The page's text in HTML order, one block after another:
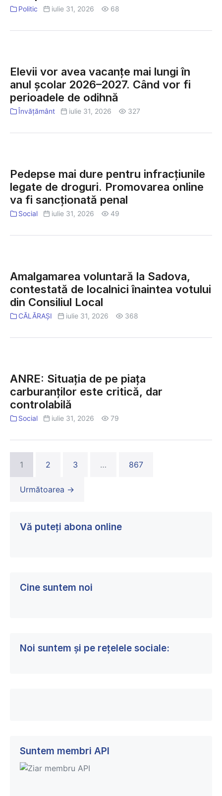
orașului
va
la
„Capitala
Europeană
a
2033”
Politic iulie 31, 2026 68
avea
vacanțe
mai
lungi
anul
2027.
Când
vor
fi
de
Elevii vor avea vacanțe mai lungi în
anul școlar 2026–2027. Când vor fi
perioadele de odihnă
Învățământ iulie 31, 2026 327
dure
pentru
infracțiunile
legate
droguri.
va
fi
sancționată
penal
Pedepse mai dure pentru infracțiunile
legate de droguri. Promovarea online
va fi sancționată penal
Social iulie 31, 2026 49
la
Sadova,
contestată
de
înaintea
Consiliul
Local
Amalgamarea voluntară la Sadova,
contestată de localnici înaintea votului
din Consiliul Local
CĂLĂRAȘI iulie 31, 2026 368
de
pe
piața
carburanților
critică,
dar
controlabilă
ANRE: Situația de pe piața
carburanților este critică, dar
controlabilă
Social iulie 31, 2026 79
1 2 3 … 867
Următoarea →
Vă puteți abona online
Cine suntem noi
Noi suntem și pe rețelele sociale:
Suntem membri API